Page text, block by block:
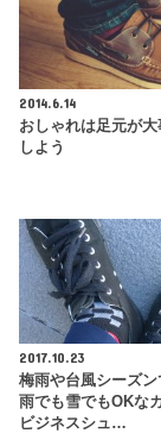
2014.6.14
おしゃれは足元が
しよう
2017.10.23
梅雨や台風シーズン
雨でも雪でもOKな
ビジネスシュ…